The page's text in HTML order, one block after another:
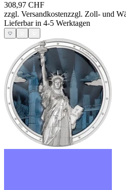
308,97 CHF
zzgl. Versandkostenzzgl. Zoll- und
Lieferbar in 4-5 Werktagen